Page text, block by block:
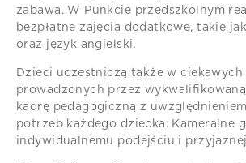
zabawa. W Punkcie przedszkolnym
bezpłatne zajęcia dodatkowe, takie
oraz język angielski.
Dzieci uczestniczą także w ciekawych
prowadzonych przez wykwalifikowaną
kadrę pedagogiczną z
potrzeb każdego dziecka. Kameralne
indywidualnemu podejściu i